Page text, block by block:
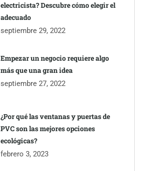
electricista? Descubre cómo elegir el
adecuado
septiembre 29, 2022
Empezar un negocio requiere algo
más que una gran idea
septiembre 27, 2022
¿Por qué las ventanas y puertas de
PVC son las mejores opciones
ecológicas?
febrero 3, 2023